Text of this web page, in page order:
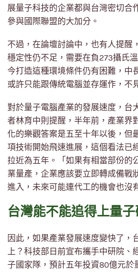
展量子科技的企業都與台灣密切合
參與國際聯盟的大加分。
不過，在論壇討論中，也有人提醒
穩定性仍不足，需要在負273攝氏
今打造這種環境條件仍有困難，中
或許只能跟傳統電腦並存運作，不
對於量子電腦產業的發展速度，台
者林育中則提醒，半年前，產業界
化的樂觀答案是五至十年以後，但
項技術開始飛速進展，這個看法已
拉近為五年。「如果有相當部份的
業量產，企業應該要立即轉成備戰
進入，未來可能連代工的機會也沒
台灣能不能追得上量子
因此，如果產業發展速度變快了，
上？科技部日前宣布攜手中研院、
子國家隊，預計五年投資80億元於